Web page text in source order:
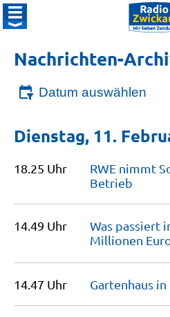
Nachrichten-
Datum auswählen
Dienstag, 11.
18.25 Uhr
RWE nimmt
Betrieb
14.49 Uhr
Was passiert
Millionen
14.47 Uhr Gartenhaus in